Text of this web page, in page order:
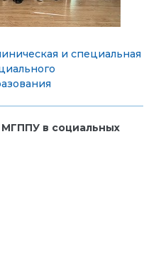
и специальная
в социальных